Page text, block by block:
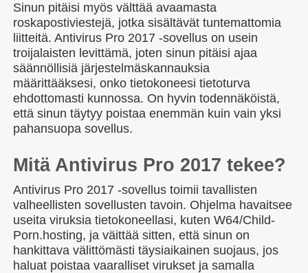
Sinun pitäisi myös välttää avaamasta
roskapostiviestejä, jotka sisältävät tuntemattomia
liitteitä. Antivirus Pro 2017 -sovellus on usein
troijalaisten levittämä, joten sinun pitäisi ajaa
säännöllisiä järjestelmäskannauksia
määrittääksesi, onko tietokoneesi tietoturva
ehdottomasti kunnossa. On hyvin todennäköistä,
että sinun täytyy poistaa enemmän kuin vain yksi
pahansuopa sovellus.
Mitä Antivirus Pro 2017 tekee?
Antivirus Pro 2017 -sovellus toimii tavallisten
valheellisten sovellusten tavoin. Ohjelma havaitsee
useita viruksia tietokoneellasi, kuten W64/Child-
Porn.hosting, ja väittää sitten, että sinun on
hankittava välittömästi täysiaikainen suojaus, jos
haluat poistaa vaaralliset virukset ja samalla